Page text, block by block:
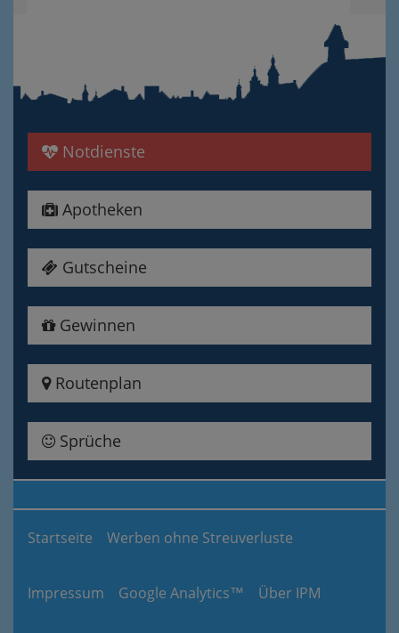
Notdienste
Apotheken
Gutscheine
Gewinnen
Routenplan
Sprüche
Startseite Werben ohne Streuverluste
Impressum Google Analytics™ Über IPM